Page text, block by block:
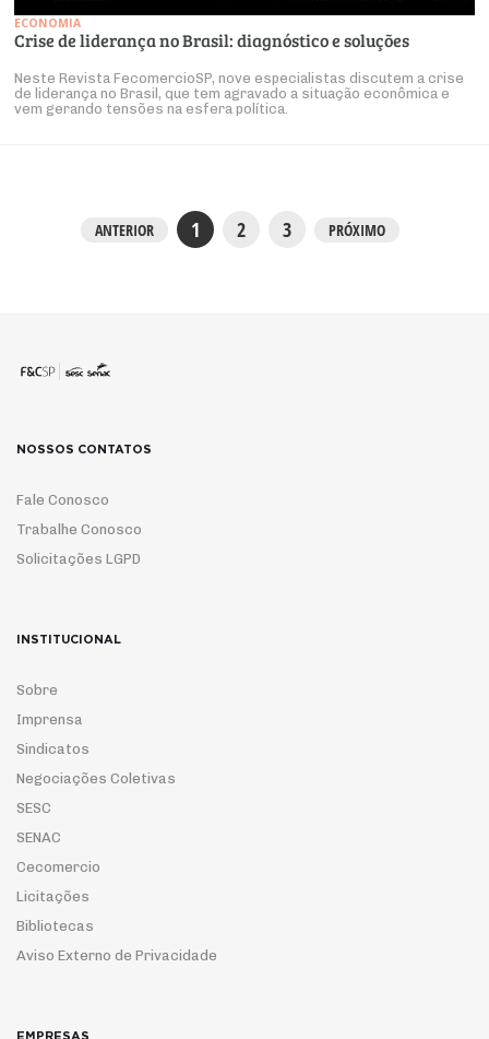
ECONOMIA
Crise de liderança no Brasil: diagnóstico e soluções
Neste Revista FecomercioSP, nove especialistas discutem a crise
de liderança no Brasil, que tem agravado a situação econômica e
vem gerando tensões na esfera política.
ANTERIOR 1 2 3 PRÓXIMO
NOSSOS CONTATOS
Fale Conosco
Trabalhe Conosco
Solicitações LGPD
INSTITUCIONAL
Sobre
Imprensa
Sindicatos
Negociações Coletivas
SESC
SENAC
Cecomercio
Licitações
Bibliotecas
Aviso Externo de Privacidade
EMPRESAS